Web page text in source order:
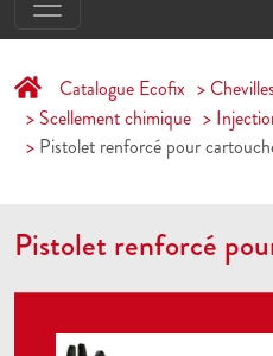
Catalogue Ecofix
Scellement chimique
Pistolet renforcé pour
Pistolet renforcé